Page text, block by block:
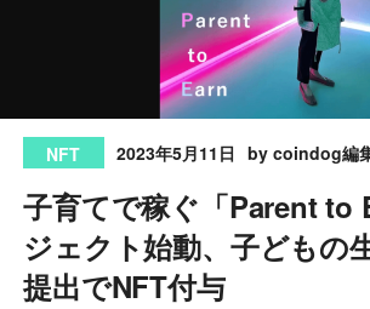
NFT 2023年5月11日 by coindog編
子育てで稼ぐ「Parent to
ジェクト始動、子どもの
提出でNFT付与